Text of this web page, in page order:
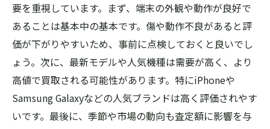
要を重視しています。まず、端末の外観や動作が良好で
あることは基本中の基本です。傷や動作不良があると評
価が下がりやすいため、事前に点検しておくと良いでし
ょう。次に、最新モデルや人気機種は需要が高く、より
高値で買取される可能性があります。特にiPhoneや
Samsung Galaxyなどの人気ブランドは高く評価されやす
いです。最後に、季節や市場の動向も査定額に影響を与